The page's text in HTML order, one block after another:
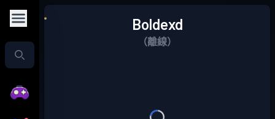
Boldexd
（離線）